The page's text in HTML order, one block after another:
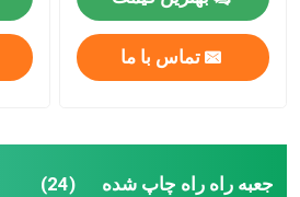
تماس با ما
جعبه راه راه چاپ شده (24)